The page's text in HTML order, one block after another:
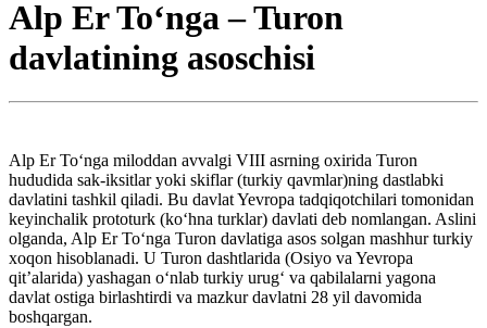
Alp Er To‘nga – Turon
davlatining asoschisi
Alp Er To‘nga miloddan avvalgi VIII asrning oxirida Turon
hududida sak-iksitlar yoki skiflar (turkiy qavmlar)ning dastlabki
davlatini tashkil qiladi. Bu davlat Yevropa tadqiqotchilari tomonidan
keyinchalik prototurk (ko‘hna turklar) davlati deb nomlangan. Aslini
olganda, Alp Er To‘nga Turon davlatiga asos solgan mashhur turkiy
xoqon hisoblanadi. U Turon dashtlarida (Osiyo va Yevropa
qit’alarida) yashagan o‘nlab turkiy urug‘ va qabilalarni yagona
davlat ostiga birlashtirdi va mazkur davlatni 28 yil davomida
boshqargan.